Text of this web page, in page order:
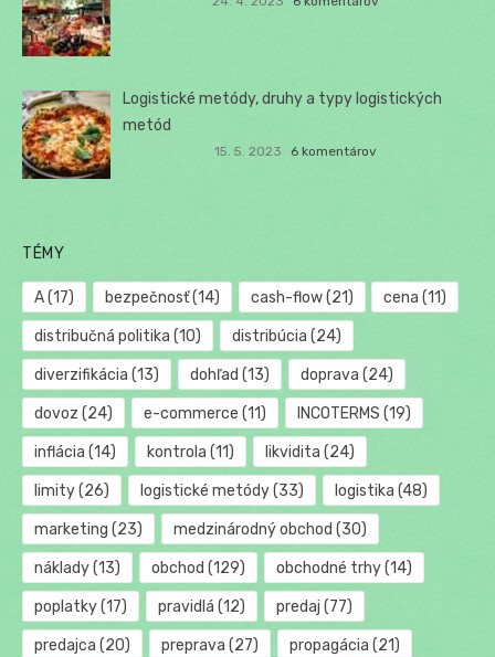
Logistické metódy, druhy a typy logistických
metód
15. 5. 2023 6 komentárov
TÉMY
A(17) bezpečnosť(14) cash-flow(21) cena (11)
distribučná politika (10) distribúcia (24)
diverzifikácia (13) dohľad (13) doprava (24)
dovoz (24) e-commerce (11) INCOTERMS (19)
inflácia (14) kontrola (11) likvidita (24)
limity(26) logistické metódy(33) logistika (48)
marketing (23) medzinárodný obchod (30)
náklady(13) obchod (129) obchodné trhy(14)
poplatky(17) pravidlá (12) predaj (77)
predajca (20) preprava (27) propagácia (21)